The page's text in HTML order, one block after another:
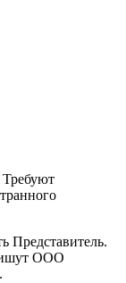
Требуют
Представитель.
ООО